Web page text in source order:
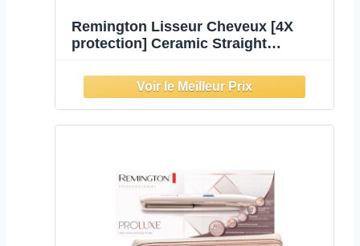
Remington Lisseur Cheveux [4X
protection] Ceramic Straight
Antistatique & Glisse facile, chaleur
homogène & Brillance) Fer à Lisser
S3500